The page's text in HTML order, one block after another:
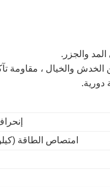
الخدش والخيال ، مقاومة
إنحراف
امتصاص الطاقة